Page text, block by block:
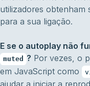
utilizadores obtenham
para a sua ligação.
E se o autoplay não
muted ? Por vezes, o
em JavaScript como
ajudar a iniciar a